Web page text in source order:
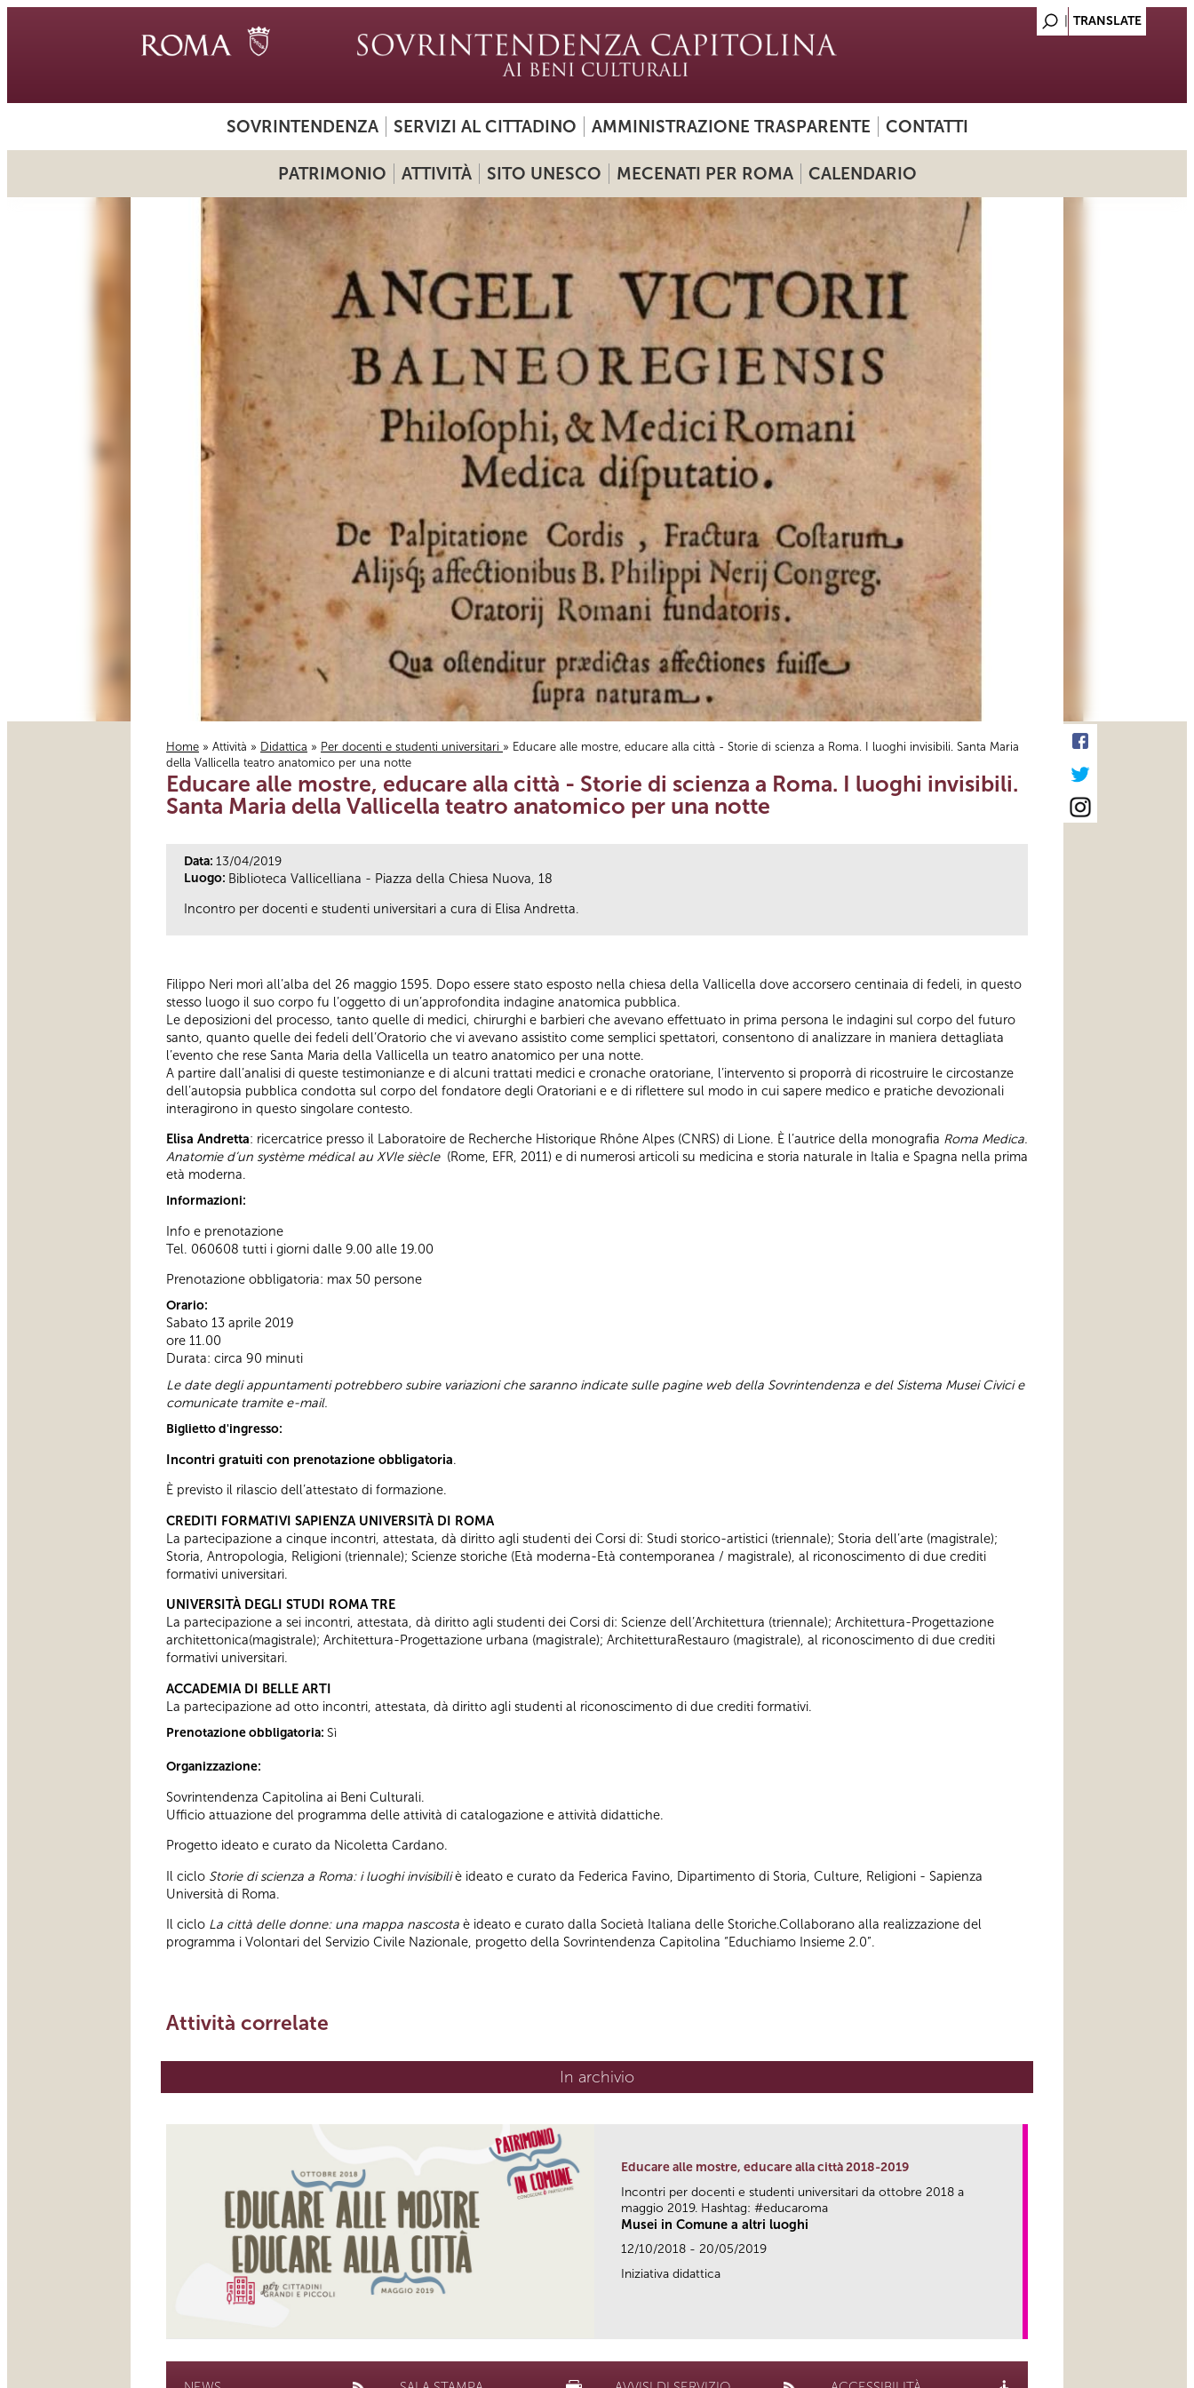
SOVRINTENDENZA SERVIZI AL CITTADINO AMMINISTRAZIONE TRASPARENTE CONTATTI
PATRIMONIO ATTIVITÀ SITO UNESCO MECENATI PER ROMA CALENDARIO
Tu sei qui
Home » Attività » Didattica » Per docenti e studenti universitari » Educare alle mostre, educare alla città - Storie di scienza a Roma. I luoghi invisibili. Santa Maria
della Vallicella teatro anatomico per una notte
Educare alle mostre, educare alla città - Storie di scienza a Roma. I luoghi invisibili.
Santa Maria della Vallicella teatro anatomico per una notte
Data: 13/04/2019
Luogo: Biblioteca Vallicelliana - Piazza della Chiesa Nuova, 18
Incontro per docenti e studenti universitari a cura di Elisa Andretta.
Filippo Neri morì all’alba del 26 maggio 1595. Dopo essere stato esposto nella chiesa della Vallicella dove accorsero centinaia di fedeli, in questo
stesso luogo il suo corpo fu l’oggetto di un’approfondita indagine anatomica pubblica.
Le deposizioni del processo, tanto quelle di medici, chirurghi e barbieri che avevano effettuato in prima persona le indagini sul corpo del futuro
santo, quanto quelle dei fedeli dell’Oratorio che vi avevano assistito come semplici spettatori, consentono di analizzare in maniera dettagliata
l’evento che rese Santa Maria della Vallicella un teatro anatomico per una notte.
A partire dall’analisi di queste testimonianze e di alcuni trattati medici e cronache oratoriane, l’intervento si proporrà di ricostruire le circostanze
dell’autopsia pubblica condotta sul corpo del fondatore degli Oratoriani e e di riflettere sul modo in cui sapere medico e pratiche devozionali
interagirono in questo singolare contesto.
Elisa Andretta: ricercatrice presso il Laboratoire de Recherche Historique Rhône Alpes (CNRS) di Lione. È l’autrice della monografia Roma Medica.
Anatomie d’un système médical au XVIe siècle (Rome, EFR, 2011) e di numerosi articoli su medicina e storia naturale in Italia e Spagna nella prima
età moderna.
Informazioni:
Info e prenotazione
Tel. 060608 tutti i giorni dalle 9.00 alle 19.00
Prenotazione obbligatoria: max 50 persone
Orario:
Sabato 13 aprile 2019
ore 11.00
Durata: circa 90 minuti
Le date degli appuntamenti potrebbero subire variazioni che saranno indicate sulle pagine web della Sovrintendenza e del Sistema Musei Civici e
comunicate tramite e-mail.
Biglietto d'ingresso:
Incontri gratuiti con prenotazione obbligatoria.
È previsto il rilascio dell’attestato di formazione.
CREDITI FORMATIVI SAPIENZA UNIVERSITÀ DI ROMA
La partecipazione a cinque incontri, attestata, dà diritto agli studenti dei Corsi di: Studi storico-artistici (triennale); Storia dell’arte (magistrale);
Storia, Antropologia, Religioni (triennale); Scienze storiche (Età moderna-Età contemporanea / magistrale), al riconoscimento di due crediti
formativi universitari.
UNIVERSITÀ DEGLI STUDI ROMA TRE
La partecipazione a sei incontri, attestata, dà diritto agli studenti dei Corsi di: Scienze dell’Architettura (triennale); Architettura-Progettazione
architettonica(magistrale); Architettura-Progettazione urbana (magistrale); ArchitetturaRestauro (magistrale), al riconoscimento di due crediti
formativi universitari.
ACCADEMIA DI BELLE ARTI
La partecipazione ad otto incontri, attestata, dà diritto agli studenti al riconoscimento di due crediti formativi.
Prenotazione obbligatoria: Sì
Organizzazione:
Sovrintendenza Capitolina ai Beni Culturali.
Ufficio attuazione del programma delle attività di catalogazione e attività didattiche.
Progetto ideato e curato da Nicoletta Cardano.
Il ciclo Storie di scienza a Roma: i luoghi invisibiliè ideato e curato da Federica Favino, Dipartimento di Storia, Culture, Religioni - Sapienza
Università di Roma.
Il ciclo La città delle donne: una mappa nascosta è ideato e curato dalla Società Italiana delle Storiche.Collaborano alla realizzazione del
programma i Volontari del Servizio Civile Nazionale, progetto della Sovrintendenza Capitolina “Educhiamo Insieme 2.0”.
Attività correlate
In archivio
Educare alle mostre, educare alla città 2018-2019
Incontri per docenti e studenti universitari da ottobre 2018 a
maggio 2019. Hashtag: #educaroma
Musei in Comune a altri luoghi
12/10/2018 - 20/05/2019
Iniziativa didattica